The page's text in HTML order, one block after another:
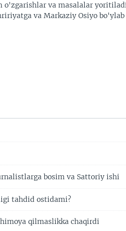
o'zgarishlar va masalalar
va Markaziy Osiyo
bosim va Sattoriy ishi
tahdid ostidami?
qilmaslikka chaqirdi